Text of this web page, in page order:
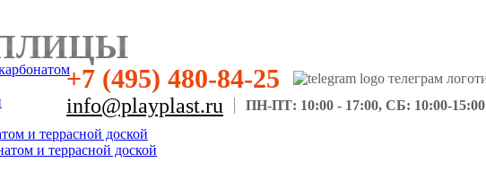
+7 (495) 480-84-25
info@playplast.ru ПН-ПТ: 10:00 - 17:00, СБ: 10:00-15:00
и террасной доской
и террасной доской